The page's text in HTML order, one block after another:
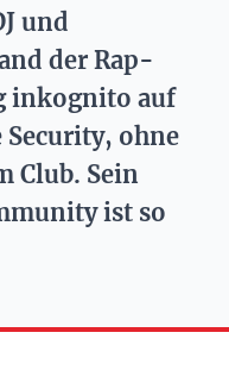
und
der Rap-
inkognito auf
ohne
Club. Sein
ist so